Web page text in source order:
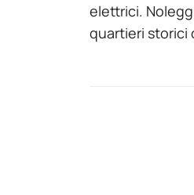
elettrici.
quartieri storici